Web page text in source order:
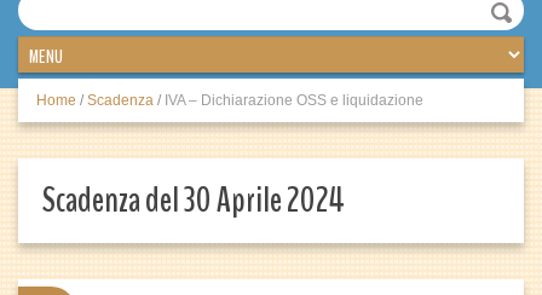
Home / Scadenza / IVA – Dichiarazione OSS e liquidazione
Scadenza del 30 Aprile 2024